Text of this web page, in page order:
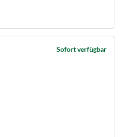
Sofort verfügbar